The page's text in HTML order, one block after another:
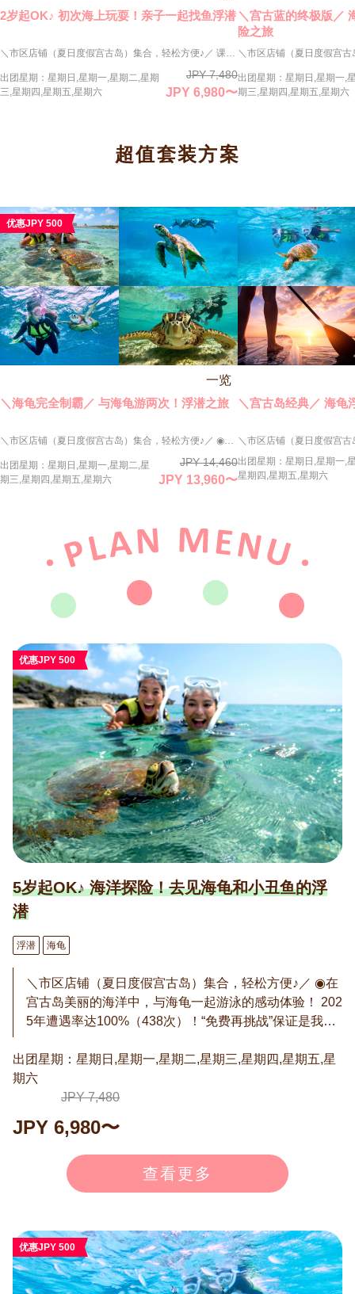
2岁起OK♪ 初次海上玩耍！亲子一起找鱼浮潜
＼市区店铺（夏日度假宫古岛）集合，轻松方便♪／ 课程概要（推荐给以下人群） ◉初学者也能安心！想尽情享受宫古岛美丽海洋的您 宫古岛海水透明度极高，珊瑚礁丰富。本次行程可安全欣赏五彩斑斓的热带鱼和珊瑚景观。所有导游均持有PADI认证浮潜教练资格，确保安全舒适体验。 ◉推荐给带小孩的家庭 2岁即可参加！根据孩子的节奏进行，并细心讲解器材使用方法。从脚能触底的浅水区开始练习，放心无忧。怕水的孩子可用箱式眼镜代替面罩观看海底。 ◉欢迎活力满满的银发族！ 75岁以内均可参加。无特殊病史或服药者无需医生证明。行程在浅水区进行，无需长距离游泳。一起享受宫古岛的美丽海洋吧！ 通常价格：8,000日元（含税） → 6,930日元（含税） ※7月-9月：7,480日元（含税） ※1月-2月不举办
出团星期：星期日,星期一,星期二,星期
三,星期四,星期五,星期六
JPY 7,480
JPY 6,980〜
＼宫古蓝的终极版／
险之旅
出团星期：星期日,星期一,
期三,星期四,星期五,星期六
超值套装方案
优惠JPY 500
一览
＼海龟完全制霸／ 与海龟游两次！浮潜之旅
＼市区店铺（夏日度假宫古岛）集合，轻松方便♪／ ◉海龟完全制霸路线！ 为海龟爱好者打造的特别方案：一天两次与野生海龟相遇！“只见一次不够”“想一直看着它们的可爱模样”——我们完全理解（我们也是海龟迷！）。 两次行程，乐趣加倍：比较不同个体、拍摄最佳照片，玩法无限。两次机会也让您更安心，即使海况变化也不怕。拍照机会翻倍！尽情享受海龟的一天吧。 ◉免费再挑战！ 虽然遭遇率很高，但潮汐、水温、海龟状态等因素可能导致偶尔无法遇见。如果没看到海龟，可免费再次参加！凭借我们的经验和成绩，必将实现与海龟相遇的感动。 ※“免费再挑战”条件：如果团队中有人看到海龟，或因个人原因未看到，则不发放再挑战券。有效期为1年，需自行重新预约。 通常价格：16,000日元（含税） → 13,360日元（含税） ※7月-9月：14,460日元（含税） ※1月-2月不举办。
出团星期：星期日,星期一,星期二,星
期三,星期四,星期五,星期六
JPY 14,460
JPY 13,960〜
＼宫古岛经典／ 海龟
出团星期：星期日,星期一,
星期四,星期五,星期六
优惠JPY 500
5岁起OK♪ 海洋探险！去见海龟和小丑鱼的浮
潜
浮潜 海龟
＼市区店铺（夏日度假宫古岛）集合，轻松方便♪／ ◉在
宫古岛美丽的海洋中，与海龟一起游泳的感动体验！ 202
5年遭遇率达100%（438次）！“免费再挑战”保证是我们
游泳或带孩子也能安心参加。集合地点配备温水淋浴和
吹风机，女性也能舒适使用。器材和照片数据全免费！
安全舒适的行程，带来一生难忘的感动♪ ◉免费再挑战！
导致偶尔无法遇见。如果没看到海龟，可免费再次参
加！凭借我们的经验和成绩，必将实现与海龟相遇的感
动。 ※“免费再挑战”条件：如果团队中有人看到海龟，或
因个人原因未看到，则不发放再挑战券。有效期为1年，
30日元（含税） ※7月-9月：7,480日元（含税） ※1月-2
月不举办
出团星期：星期日,星期一,星期二,星期三,星期四,星期五,星
期六
JPY 7,480
JPY 6,980〜
查看更多
优惠JPY 500